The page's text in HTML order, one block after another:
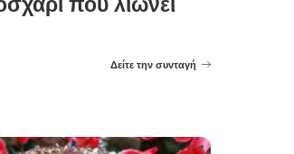
που λιώνει
Δείτε την συνταγή